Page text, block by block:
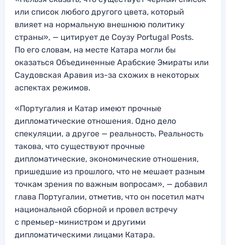
или список любого другого цвета, который
влияет на нормальную внешнюю политику
страны», — цитирует де Соузу Portugal Posts.
По его словам, на месте Катара могли бы
оказаться Объединенные Арабские Эмираты или
Саудовская Аравия из-за схожих в некоторых
аспектах режимов.
«Португалия и Катар имеют прочные
дипломатические отношения. Одно дело
спекуляции, а другое — реальность. Реальность
такова, что существуют прочные
дипломатические, экономические отношения,
пришедшие из прошлого, что не мешает разным
точкам зрения по важным вопросам», — добавил
глава Португалии, отметив, что он посетил матч
национальной сборной и провел встречу
с премьер-министром и другими
дипломатическими лицами Катара.